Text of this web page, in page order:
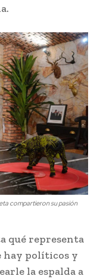
compartieron su pasión
qué representa
hay políticos y
la espalda a